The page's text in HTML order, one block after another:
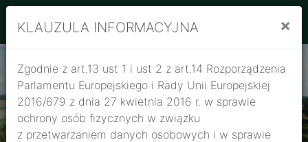
Szkółka Fischer
KLAUZULA INFORMACYJNA ×
Zgodnie z art.13 ust 1 i ust 2 z art.14 Rozporządzenia
Parlamentu Europejskiego i Rady Unii Europejskiej
2016/679 z dnia 27 kwietnia 2016 r. w sprawie
ochrony osób fizycznych w związku
z przetwarzaniem danych osobowych i w sprawie